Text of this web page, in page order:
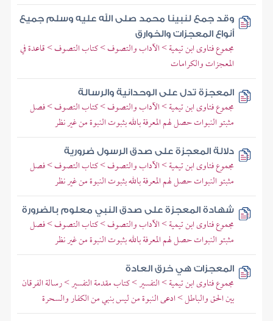
وقد جمع لنبينا محمد صلى الله عليه وسلم جميع
أنواع المعجزات والخوارق
مجموع فتاوى ابن تيمية > الآداب والتصوف > كتاب التصوف > قاعدة في
المعجزات والكرامات
المعجزة تدل على الوحدانية والرسالة
مجموع فتاوى ابن تيمية > الآداب والتصوف > كتاب التصوف > فصل
مثبتو النبوات حصل لهم المعرفة بالله بثبوت النبوة من غير نظر
دلالة المعجزة على صدق الرسول ضرورية
مجموع فتاوى ابن تيمية > الآداب والتصوف > كتاب التصوف > فصل
مثبتو النبوات حصل لهم المعرفة بالله بثبوت النبوة من غير نظر
شهادة المعجزة على صدق النبي معلوم بالضرورة
مجموع فتاوى ابن تيمية > الآداب والتصوف > كتاب التصوف > فصل
مثبتو النبوات حصل لهم المعرفة بالله بثبوت النبوة من غير نظر
المعجزات هي خرق العادة
مجموع فتاوى ابن تيمية > التفسير > كتاب مقدمة التفسير > رسالة الفرقان
بين الحق والباطل > ادعى النبوة من ليس بنبي من الكفار والسحرة